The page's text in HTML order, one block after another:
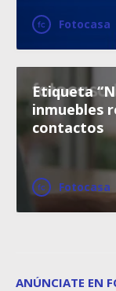
Fotocasa
Etiqueta
inmuebles
contactos
Fotocasa
ANÚNCIATE EN